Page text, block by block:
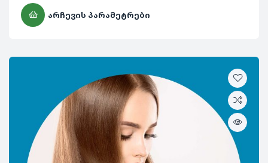
ᲐᲠᲩᲔᲕᲘᲡ ᲞᲐᲠᲐᲛᲔᲢᲠᲔᲑᲘ